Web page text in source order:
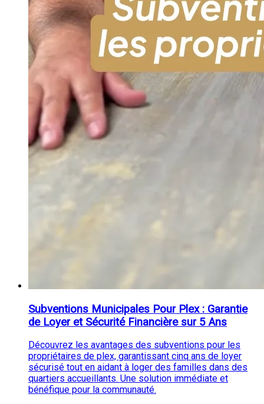
Subventions Municipales Pour Plex : Garantie
de Loyer et Sécurité Financière sur 5 Ans
Découvrez les avantages des subventions pour les
propriétaires de plex, garantissant cinq ans de loyer
sécurisé tout en aidant à loger des familles dans des
quartiers accueillants. Une solution immédiate et
bénéfique pour la communauté.